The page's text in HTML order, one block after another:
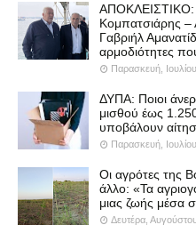
ΑΠΟΚΛΕΙΣΤΙΚΟ:
Κομπατσιάρης –
Γαβριήλ
αρμοδιότητες
Παρασκευή,
ΔΥΠΑ: Ποιοι
μισθού έως
υποβάλουν
Παρασκευή,
Οι αγρότες της
άλλο: «Τα
μιας ζωής μέσα
Δευτέρα,